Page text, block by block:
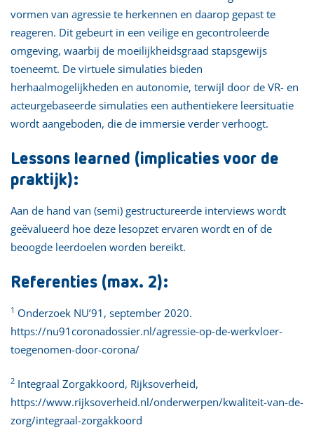
vormen van agressie te herkennen en daarop gepast te
reageren. Dit gebeurt in een veilige en gecontroleerde
omgeving, waarbij de moeilijkheidsgraad stapsgewijs
toeneemt. De virtuele simulaties bieden
herhaalmogelijkheden en autonomie, terwijl door de VR- en
acteurgebaseerde simulaties een authentiekere leersituatie
wordt aangeboden, die de immersie verder verhoogt.
Lessons learned (implicaties voor de
praktijk):
Aan de hand van (semi) gestructureerde interviews wordt
geëvalueerd hoe deze lesopzet ervaren wordt en of de
beoogde leerdoelen worden bereikt.
Referenties (max. 2):
1 Onderzoek NU’91, september 2020.
https://nu91coronadossier.nl/agressie-op-de-werkvloer-
toegenomen-door-corona/
2 Integraal Zorgakkoord, Rijksoverheid,
https://www.rijksoverheid.nl/onderwerpen/kwaliteit-van-de-
zorg/integraal-zorgakkoord